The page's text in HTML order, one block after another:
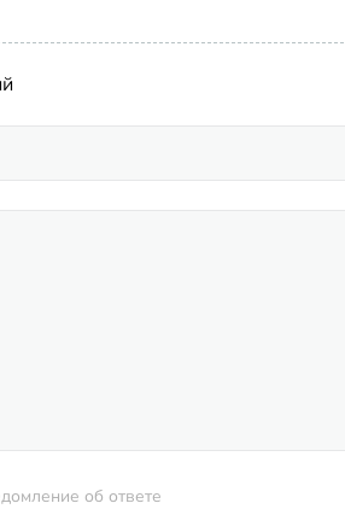
об ответе